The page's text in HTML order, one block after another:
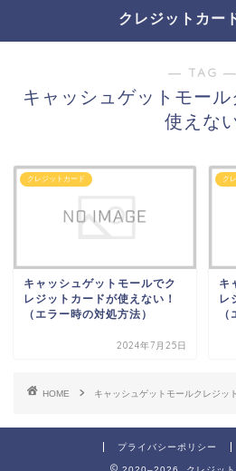
クレジットカー
― TAG ―
キャッシュゲットモー
使えな
クレジットカード
キャッシュゲットモールでク
レジットカードが使えない！
（エラー時の対処方法）
2024年7月25日
ク
キ
レ
HOME キャッシュゲットモールクレジッ
プライバシーポリシー